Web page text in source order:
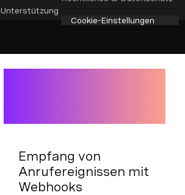
Unterstützung
Cookie-Einstellungen
Empfang von
Anrufereignissen mit
Webhooks